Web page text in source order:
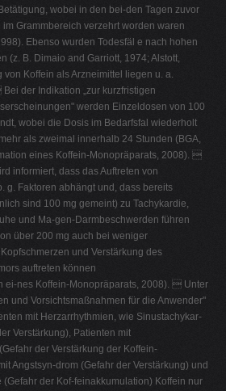
wobei in den bei-den Tagen zuvor
Grammbereich verzehrt worden waren
Ebenso wurden Todesfäl e nach hohen
(z. B. Dimaio and Garriott, 1974; Alstott,
von Koffein als Arzneimittel liegen u. a.
der Indikation „zur kurzfristigen
werden Einzeldosen von 100
wobei die Dosis im Bedarfsfal wiederholt
als zweimal innerhalb 24 Stunden (BGA,
eines Koffein-Monopräparats, 2008). 
informiert, dass das Auftreten von
g. Faktoren abhängt und, dass bereits
sind 100 mg gemeint) zu Tachykardie,
und Ma-gen-Darmbeschwerden führen
über 200 mg auch bei weniger
und Verstärkung des
auftreten können
ei-nes Koffein-Monopräparats, 2008).  Unter
und Vorsichtsmaßnahmen für die Anwender"
mit Herzarrhythmien, wie Sinustachykar-
Verstärkung), Patienten mit
der Verstärkung der Koffein-
Angstsyn-drom (Gefahr der Verstärkung) und
(Gefahr der Kof-feinakkumulation) Koffein nur